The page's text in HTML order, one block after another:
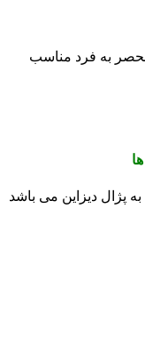
به فرد مناسب
پژال دیزاین می باشد